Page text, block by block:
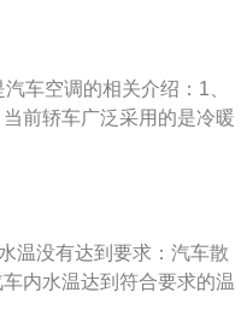
温度越高风扇转的时间就
车空调的相关介绍：1、
前轿车广泛采用的是冷暖
、离心式旋风机、操纵机
空调一般主要由压缩机、
管道、冷凝风扇、真空电
和低压管路。高压侧包括
管路；低压侧包括蒸发
。
温没有达到要求：汽车散
内水温达到符合要求的温
风扇就无法转动。2、长